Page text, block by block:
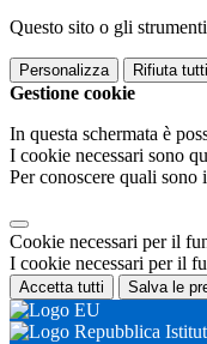
Questo sito o gli
Personalizza Rifiuta tutti
Gestione cookie
In questa schermata è
I cookie necessari sono
Per conoscere quali sono
Cookie necessari per il
I cookie necessari per il
Accetta tutti Salva le